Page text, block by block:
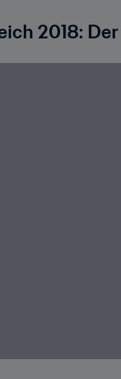
2018: